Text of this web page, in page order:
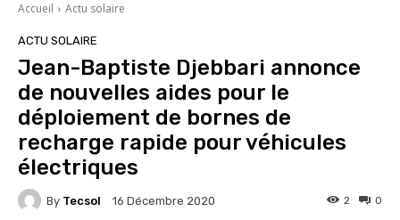
Accueil Actu solaire
ACTU SOLAIRE
Jean-Baptiste Djebbari annonce
de nouvelles aides pour le
déploiement de bornes de
recharge rapide pour véhicules
électriques
By Tecsol 16 Décembre 2020 0
2